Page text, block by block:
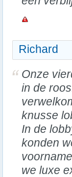
Richard
Onze
in de
knusse
In de
konden
we luxe